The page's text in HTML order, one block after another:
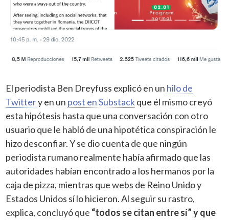
El periodista Ben Dreyfuss explicó en un hilo de
Twittery en un post en Substackque él mismo creyó
esta hipótesis hasta que una conversación con otro
usuario que le habló de una hipotética conspiración le
hizo desconfiar. Y se dio cuenta de que ningún
periodista rumano realmente había afirmado que las
autoridades habían encontrado a los hermanos por la
caja de pizza, mientras que webs de Reino Unido y
Estados Unidos sí lo hicieron. Al seguir su rastro,
explica, concluyó que “todos se citan entre sí” y que